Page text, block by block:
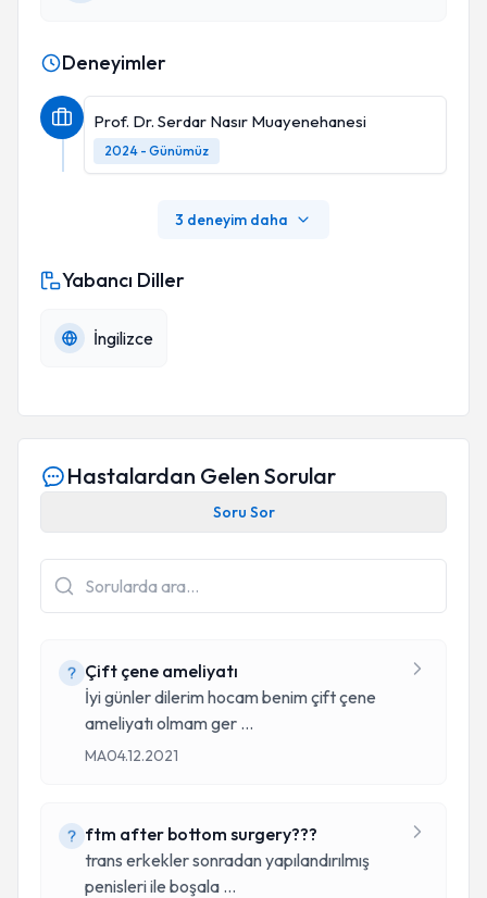
Deneyimler
Prof. Dr. Serdar Nasır Muayenehanesi
2024 - Günümüz
3 deneyim daha
Yabancı Diller
İngilizce
Hastalardan Gelen Sorular
Soru Sor
Çift çene ameliyatı
İyi günler dilerim hocam benim çift çene
ameliyatı olmam ger ...
MA04.12.2021
ftm after bottom surgery???
trans erkekler sonradan yapılandırılmış
penisleri ile boşala ...